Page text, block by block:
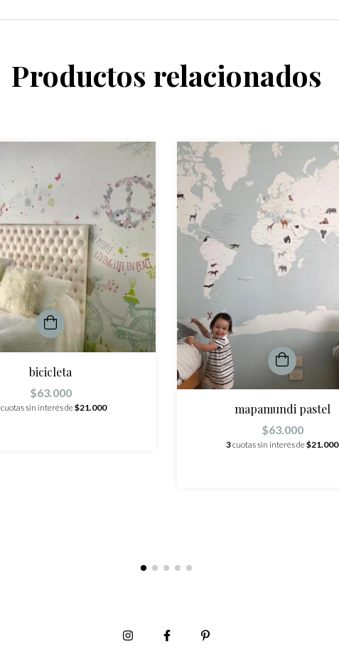
Productos relacionados
bicicleta
$63.000
cuotas sin interés de$21.000 mapamundi pastel
$63.000
3cuotas sin interés de$21.000